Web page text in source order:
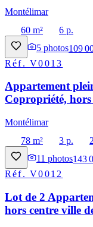
Montélimar
60 m²
6 p.
5 photos109
Réf.V0013
Appartement
Copropriété,
Montélimar
78 m²
3 p.
11 photos143
Réf.V0012
Lot de 2
hors centre ville